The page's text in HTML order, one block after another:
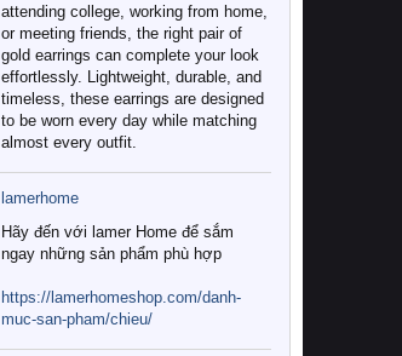
attending college, working from home,
or meeting friends, the right pair of
gold earrings can complete your look
effortlessly. Lightweight, durable, and
timeless, these earrings are designed
to be worn every day while matching
almost every outfit.
lamerhome
Hãy đến với lamer Home để sắm
ngay những sản phẩm phù hợp
https://lamerhomeshop.com/danh-
muc-san-pham/chieu/